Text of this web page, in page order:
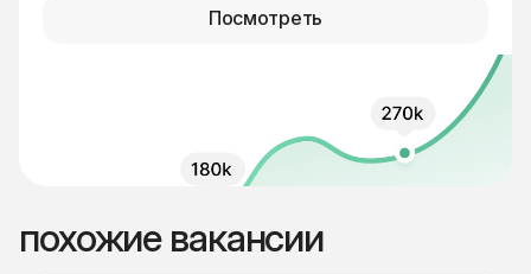
Посмотреть
похожие вакансии